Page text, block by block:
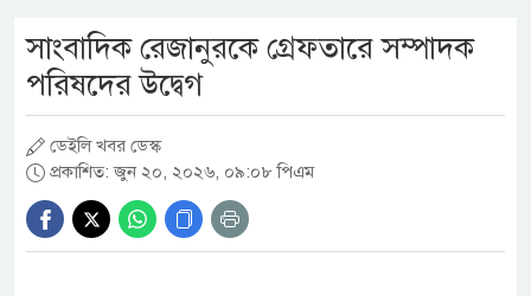
সাংবাদিক রেজানুরকে গ্রেফতারে সম্পাদক
পরিষদের উদ্বেগ
ডেইলি খবর ডেস্ক
প্রকাশিত: জুন ২০, ২০২৬, ০৯:০৮ পিএম